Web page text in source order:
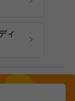
ィ